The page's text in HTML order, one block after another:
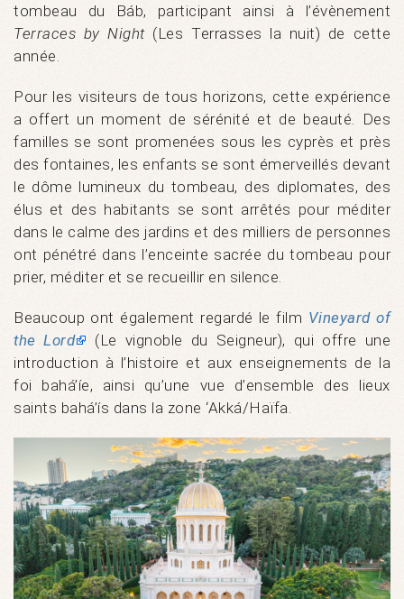
tombeau du Báb, participant ainsi à l’évènement
Terraces by Night(Les Terrasses la nuit) de cette
année.
Pour les visiteurs de tous horizons, cette expérience
a offert un moment de sérénité et de beauté. Des
familles se sont promenées sous les cyprès et près
des fontaines, les enfants se sont émerveillés devant
le dôme lumineux du tombeau, des diplomates, des
élus et des habitants se sont arrêtés pour méditer
dans le calme des jardins et des milliers de personnes
ont pénétré dans l’enceinte sacrée du tombeau pour
prier, méditer et se recueillir en silence.
Beaucoup ont également regardé le film Vineyard of
the Lord
(Le vignoble du Seigneur), qui offre une
introduction à l’histoire et aux enseignements de la
foi bahá’íe, ainsi qu’une vue d’ensemble des lieux
saints bahá’ís dans la zone ‘Akká/Haïfa.